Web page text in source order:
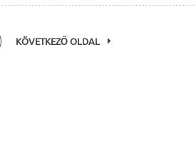
KÖVETKEZŐ OLDAL